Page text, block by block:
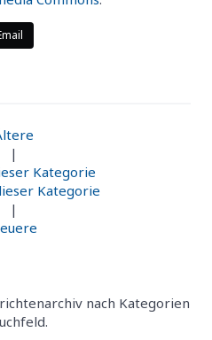
|
Kategorie
Kategorie
|
nach Kategorien